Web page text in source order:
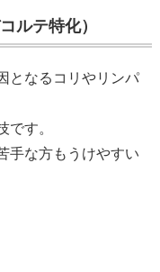
ルテ特化）
となるコリやリンパ
です。
手な方もうけやすい